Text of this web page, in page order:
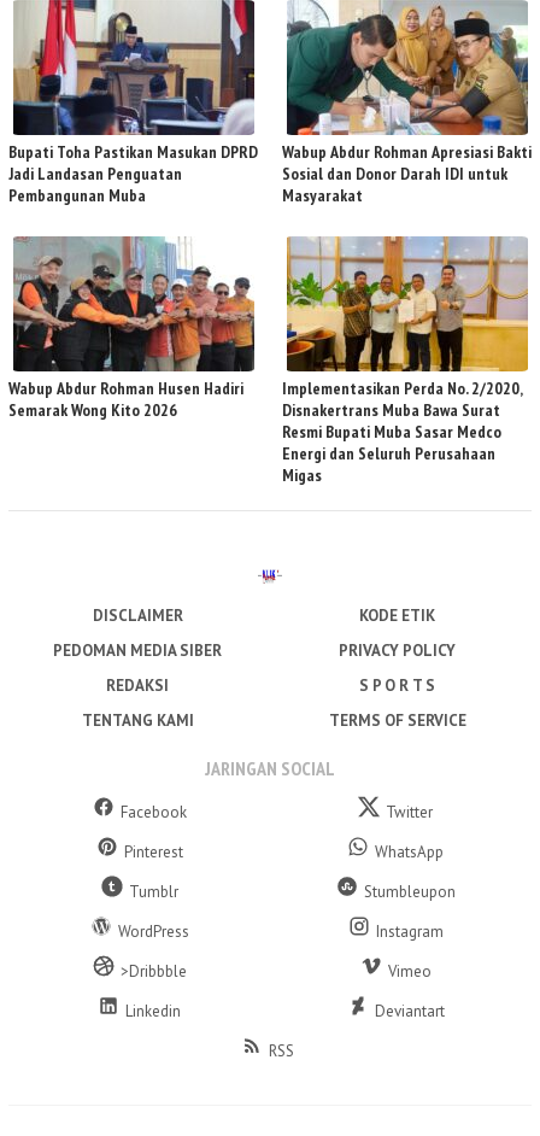
Bupati Toha Pastikan Masukan DPRD
Jadi Landasan Penguatan
Pembangunan Muba
Wabup Abdur Rohman Apresiasi Bakti
Sosial dan Donor Darah IDI untuk
Masyarakat
Wabup Abdur Rohman Husen Hadiri
Semarak Wong Kito 2026
Implementasikan Perda No. 2/2020,
Disnakertrans Muba Bawa Surat
Resmi Bupati Muba Sasar Medco
Energi dan Seluruh Perusahaan
Migas
DISCLAIMER
KODE ETIK
PEDOMAN MEDIA SIBER
PRIVACY POLICY
REDAKSI
S P O R T S
TENTANG KAMI
TERMS OF SERVICE
JARINGAN SOCIAL
Facebook
Twitter
Pinterest
WhatsApp
Tumblr
Stumbleupon
WordPress
Instagram
>Dribbble
Vimeo
Linkedin
Deviantart
RSS